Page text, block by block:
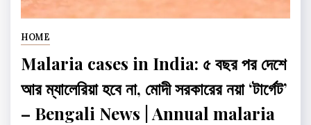
HOME
Malaria cases in India: ৫ বছর পর দেশে
আর ম্যালেরিয়া হবে না, মোদী সরকারের নয়া ‘টার্গেট’
– Bengali News | Annual malaria